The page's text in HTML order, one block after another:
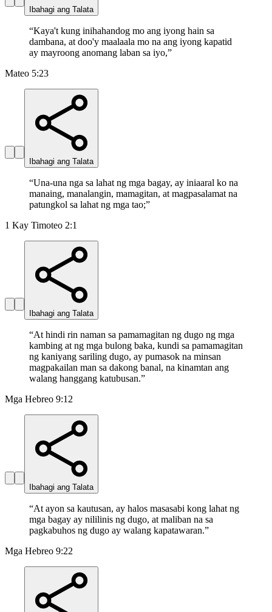
Ibahagi ang Talata
“Kaya't kung inihahandog mo ang iyong hain sa
dambana, at doo'y maalaala mo na ang iyong kapatid
ay mayroong anomang laban sa iyo,”
Mateo 5:23
Ibahagi ang Talata
“Una-una nga sa lahat ng mga bagay, ay iniaaral ko na
manaing, manalangin, mamagitan, at magpasalamat na
patungkol sa lahat ng mga tao;”
1 Kay Timoteo 2:1
Ibahagi ang Talata
“At hindi rin naman sa pamamagitan ng dugo ng mga
kambing at ng mga bulong baka, kundi sa pamamagitan
ng kaniyang sariling dugo, ay pumasok na minsan
magpakailan man sa dakong banal, na kinamtan ang
walang hanggang katubusan.”
Mga Hebreo 9:12
Ibahagi ang Talata
“At ayon sa kautusan, ay halos masasabi kong lahat ng
mga bagay ay nililinis ng dugo, at maliban na sa
pagkabuhos ng dugo ay walang kapatawaran.”
Mga Hebreo 9:22